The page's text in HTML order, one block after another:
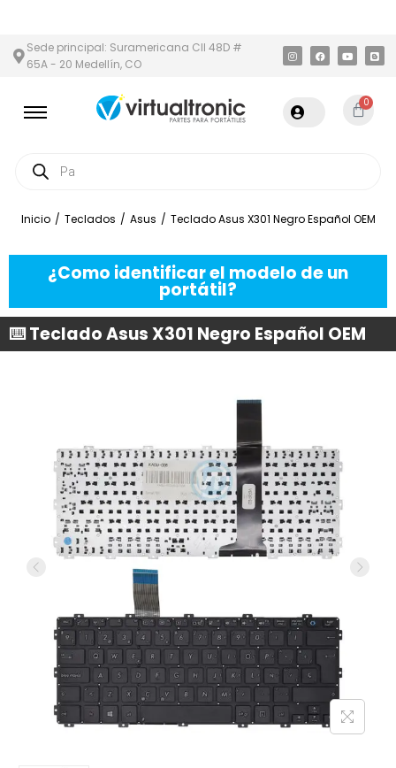
Sede principal: Suramericana Cll 48D #
65A - 20 Medellín, CO
0
Inicio / Teclados / Asus / Teclado Asus X301 Negro Español OEM
¿Como identificar el modelo de un
portátil?
⌨️ Teclado Asus X301 Negro Español OEM